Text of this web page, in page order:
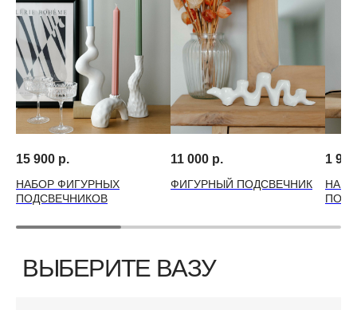
15 900 р.
НАБОР ФИГУРНЫХ
ПОДСВЕЧНИКОВ
11 000 р.
ФИГУРНЫЙ ПОДСВЕЧНИК
1 990